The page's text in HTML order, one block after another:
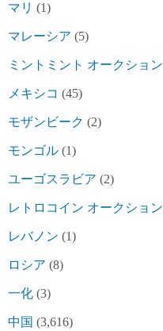
マリ (1)
マレーシア (5)
ミントミント オークション
メキシコ (45)
モザンビーク (2)
モンゴル (1)
ユーゴスラビア (2)
レトロコイン オークション
レバノン (1)
ロシア (8)
一化 (3)
中国 (3,616)